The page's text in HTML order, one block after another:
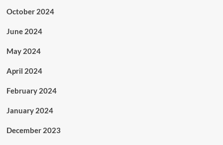
October 2024
June 2024
May 2024
April 2024
February 2024
January 2024
December 2023